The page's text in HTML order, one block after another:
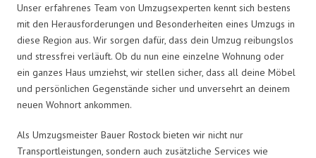
Unser erfahrenes Team von Umzugsexperten kennt sich bestens
mit den Herausforderungen und Besonderheiten eines Umzugs in
diese Region aus. Wir sorgen dafür, dass dein Umzug reibungslos
und stressfrei verläuft. Ob du nun eine einzelne Wohnung oder
ein ganzes Haus umziehst, wir stellen sicher, dass all deine Möbel
und persönlichen Gegenstände sicher und unversehrt an deinem
neuen Wohnort ankommen.
Als Umzugsmeister Bauer Rostock bieten wir nicht nur
Transportleistungen, sondern auch zusätzliche Services wie